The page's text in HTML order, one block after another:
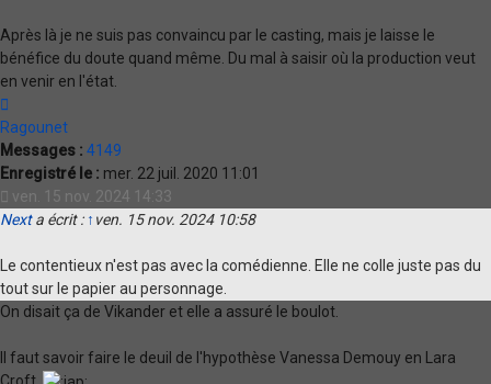
Après là je ne suis pas convaincu par le casting, mais je laisse le
bénéfice du doute quand même. Du mal à saisir où la production veut
en venir en l'état.
Ragounet
Messages : 4149
Enregistré le : mer. 22 juil. 2020 11:01
ven. 15 nov. 2024 14:33
Nexta écrit : ↑ ven. 15 nov. 2024 10:58
Le contentieux n'est pas avec la comédienne. Elle ne colle juste pas du
tout sur le papier au personnage.
On disait ça de Vikander et elle a assuré le boulot.
Il faut savoir faire le deuil de l'hypothèse Vanessa Demouy en Lara